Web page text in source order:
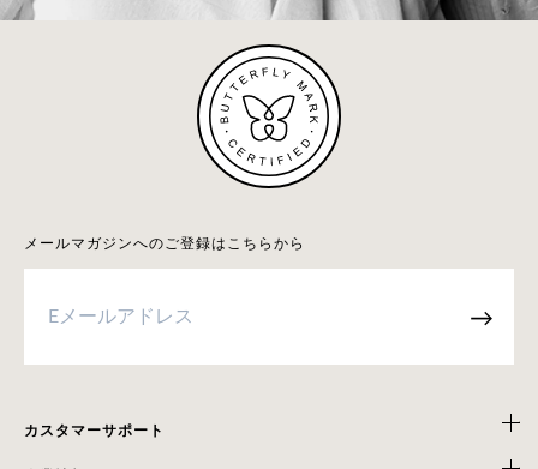
メールマガジンへのご登録はこちらから
→
カスタマーサポート